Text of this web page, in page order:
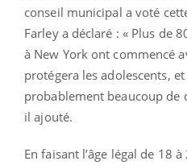
conseil municipal a voté
Farley a déclaré : « Plus de
à New York ont commencé
protégera les adolescents,
probablement beaucoup de
il ajouté.
En faisant l’âge légal de 18